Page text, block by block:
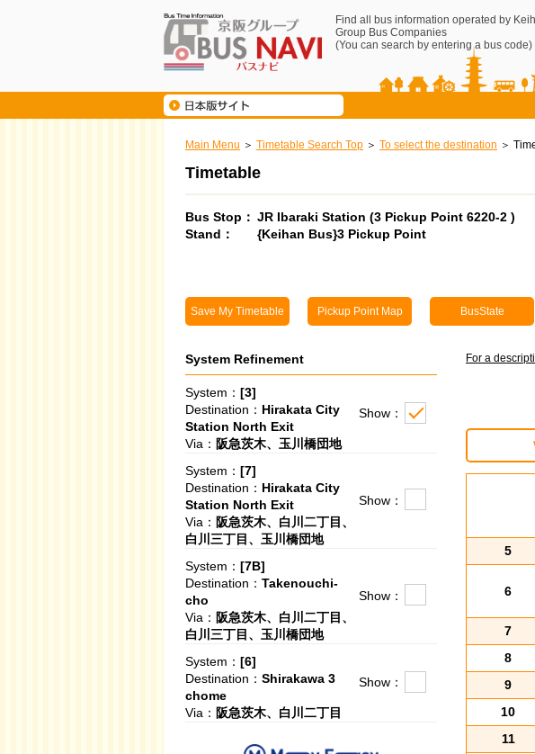
Find all bus information operated by
Group Bus Companies
(You can search by entering a bus code)
Main Menu Timetable Search Top To select the destination
Timetable
Bus Stop： JR Ibaraki Station (3 Pickup Point 6220-2 )
Stand：
{Keihan Bus}3 Pickup Point
Save My Timetable Pickup Point Map BusState
System Refinement
System： [3]
Destination： Hirakata City
Station North Exit
Via： 阪急茨木、玉川橋団地
Show：
System： [7]
Destination： Hirakata City
Station North Exit
Via： 阪急茨木、白川二丁目、
白川三丁目、玉川橋団地
Show：
System： [7B]
Destination： Takenouchi-
cho
Via： 阪急茨木、白川二丁目、
白川三丁目、玉川橋団地
Show：
System： [6]
Destination： Shirakawa 3
chome
Via： 阪急茨木、白川二丁目
Show：
For a
5
6
7
8
9
10
11